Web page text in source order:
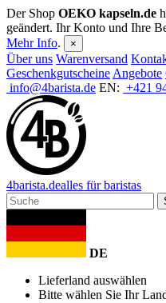
Der Shop OEKO kapseln.de
geändert. Ihr Konto und Ihre
Mehr Info. ×
Über uns Warenversand
Geschenkgutscheine Angebote
info@4barista.de EN: +421
4barista.dealles für baristas
DE
Lieferland auswählen
Bitte wählen Sie Ihr